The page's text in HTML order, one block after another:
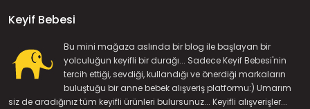
Keyif Bebesi
Bu mini mağaza aslında bir blog ile başlayan bir
yolculuğun keyifli bir durağı... Sadece Keyif Bebesi'nin
tercih ettiği, sevdiği, kullandığı ve önerdiği markaların
buluştuğu bir anne bebek alışveriş platformu:) Umarım
siz de aradığınız tüm keyifli ürünleri bulursunuz... Keyifli alışverişler...